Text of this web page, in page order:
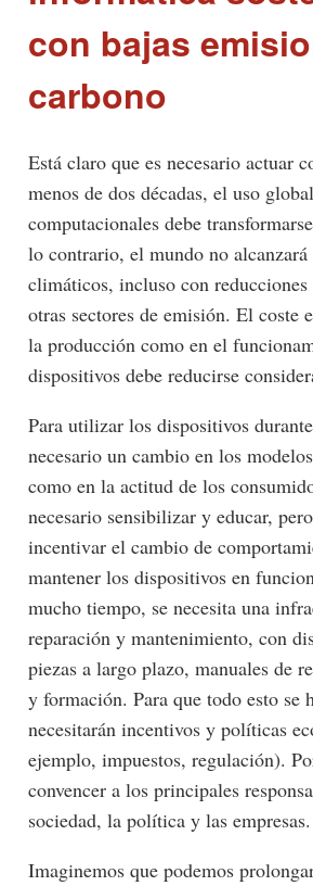
con bajas
carbono
Está claro que es necesario actuar
menos de dos décadas, el uso
computacionales debe
lo contrario, el mundo no alcanzará
climáticos, incluso con
otras sectores de emisión. El coste
la producción como en el
dispositivos debe reducirse
Para utilizar los dispositivos
necesario un cambio en los
como en la actitud de los
necesario sensibilizar y educar,
incentivar el cambio de
mantener los dispositivos en
mucho tiempo, se necesita una
reparación y mantenimiento, con
piezas a largo plazo, manuales de
y formación. Para que todo esto se
necesitarán incentivos y políticas
ejemplo, impuestos, regulación).
convencer a los principales
sociedad, la política y las empresas.
Imaginemos que podemos